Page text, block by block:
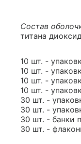
Состав
титана
10 шт. -
10 шт. -
10 шт. -
10 шт. -
30 шт. -
30 шт. -
30 шт. - банки
30 шт. -